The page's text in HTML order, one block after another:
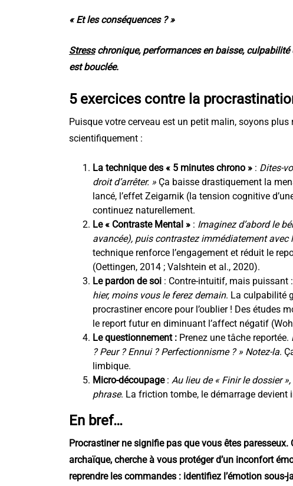
« Et les conséquences ? »
Stresschronique, performances en baisse,
est bouclée.
5 exercices contre la
Puisque votre cerveau est un petit malin, soyons
scientifiquement :
La technique des « 5 minutes chrono » : Dites-
droit d’arrêter. » Ça baisse drastiquement la
lancé, l’effet Zeigarnik (la tension cognitive
continuez naturellement.
Le « Contraste Mental » : Imaginez d’abord le
avancée), puis contrastez immédiatement avec
technique renforce l’engagement et réduit le
(Oettingen, 2014 ; Valshtein et al., 2020).
Le pardon de soi : Contre-intuitif, mais puissant :
hier, moins vous le ferez demain. La culpabilité
procrastiner encore pour l’oublier ! Des études
le report futur en diminuant l’affect négatif
Le questionnement : Prenez une tâche reportée.
? Peur ? Ennui ? Perfectionnisme ? » Notez-la.
limbique.
Micro-découpage: Au lieu de « Finir le dossier
phrase. La friction tombe, le démarrage devient
En bref…
Procrastiner ne signifie pas que vous êtes
archaïque, cherche à vous protéger d’un inconfort
reprendre les commandes : identifiez l’émotion